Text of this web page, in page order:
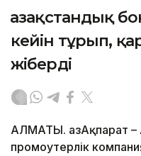
Қазақстандық
кейін тұрып,
жіберді
АЛМАТЫ. ҚазАқпарат
промоутерлік